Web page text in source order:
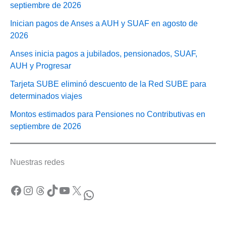
septiembre de 2026
Inician pagos de Anses a AUH y SUAF en agosto de
2026
Anses inicia pagos a jubilados, pensionados, SUAF,
AUH y Progresar
Tarjeta SUBE eliminó descuento de la Red SUBE para
determinados viajes
Montos estimados para Pensiones no Contributivas en
septiembre de 2026
Nuestras redes
Facebook Instagram Threads TikTok YouTube X WhatsApp